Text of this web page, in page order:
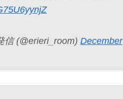
(@erieri_room) December